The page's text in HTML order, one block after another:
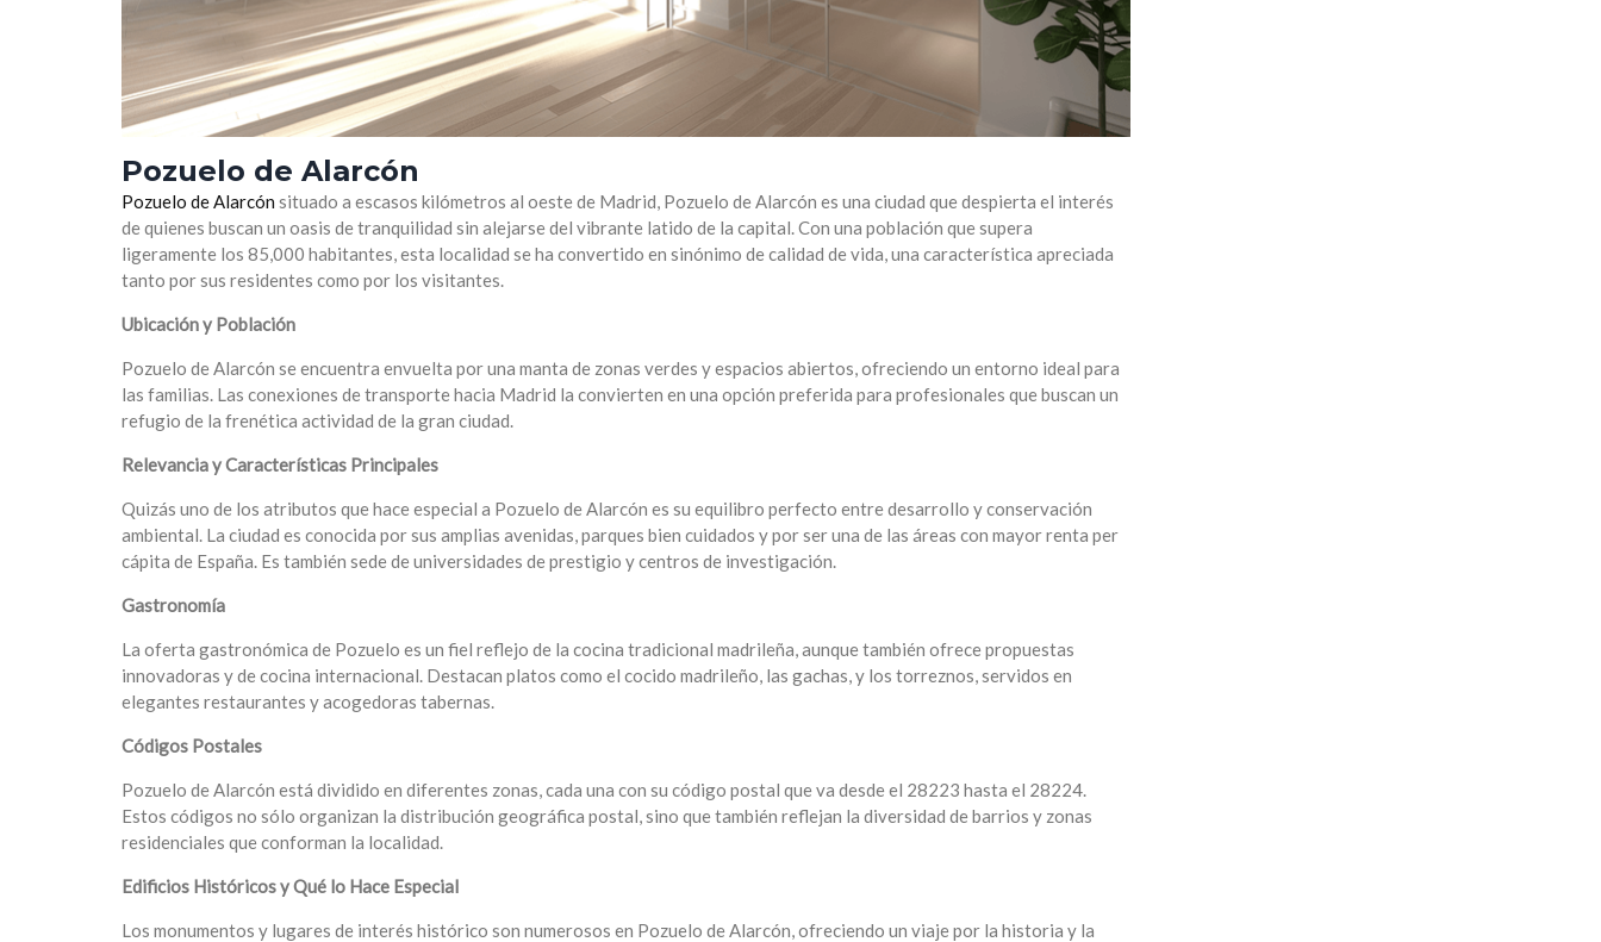
Pozuelo de Alarcón
Pozuelo de Alarcón situado a escasos kilómetros al oeste de Madrid, Pozuelo de Alarcón es una ciudad que despierta el interés
de quienes buscan un oasis de tranquilidad sin alejarse del vibrante latido de la capital. Con una población que supera
ligeramente los 85,000 habitantes, esta localidad se ha convertido en sinónimo de calidad de vida, una característica apreciada
tanto por sus residentes como por los visitantes.
Ubicación y Población
Pozuelo de Alarcón se encuentra envuelta por una manta de zonas verdes y espacios abiertos, ofreciendo un entorno ideal para
las familias. Las conexiones de transporte hacia Madrid la convierten en una opción preferida para profesionales que buscan un
refugio de la frenética actividad de la gran ciudad.
Relevancia y Características Principales
Quizás uno de los atributos que hace especial a Pozuelo de Alarcón es su equilibro perfecto entre desarrollo y conservación
ambiental. La ciudad es conocida por sus amplias avenidas, parques bien cuidados y por ser una de las áreas con mayor renta per
cápita de España. Es también sede de universidades de prestigio y centros de investigación.
Gastronomía
La oferta gastronómica de Pozuelo es un fiel reflejo de la cocina tradicional madrileña, aunque también ofrece propuestas
innovadoras y de cocina internacional. Destacan platos como el cocido madrileño, las gachas, y los torreznos, servidos en
elegantes restaurantes y acogedoras tabernas.
Códigos Postales
Pozuelo de Alarcón está dividido en diferentes zonas, cada una con su código postal que va desde el 28223 hasta el 28224.
Estos códigos no sólo organizan la distribución geográfica postal, sino que también reflejan la diversidad de barrios y zonas
residenciales que conforman la localidad.
Edificios Históricos y Qué lo Hace Especial
Los monumentos y lugares de interés histórico son numerosos en Pozuelo de Alarcón, ofreciendo un viaje por la historia y la